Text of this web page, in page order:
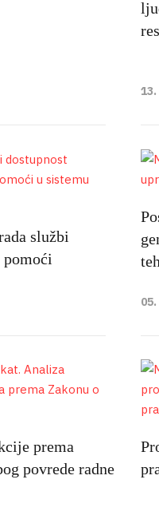
13.
službi
pomoći
prema
povrede radne